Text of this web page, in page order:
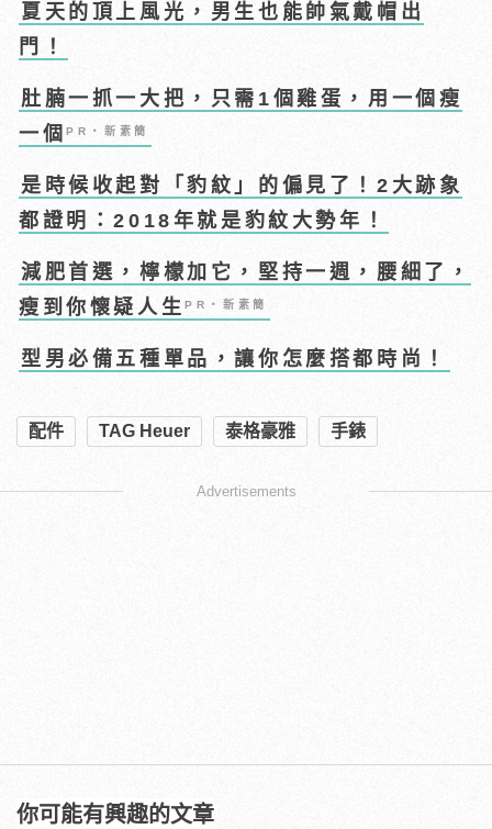
夏天的頂上風光，男生也能帥氣戴帽出
門！
肚腩一抓一大把，只需1個雞蛋，用一個瘦
一個PR・新素簡
是時候收起對「豹紋」的偏見了！2大跡象
都證明：2018年就是豹紋大勢年！
減肥首選，檸檬加它，堅持一週，腰細了，
瘦到你懷疑人生PR・新素簡
型男必備五種單品，讓你怎麼搭都時尚！
配件 TAG Heuer 泰格豪雅 手錶
Advertisements
你可能有興趣的文章